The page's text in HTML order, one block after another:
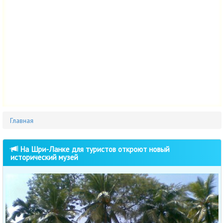
Главная
На Шри-Ланке для туристов откроют новый
исторический музей